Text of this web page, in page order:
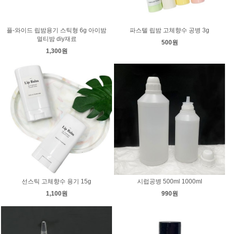
플-와이드 립밤용기 스틱형 6g 아이밤
멀티밤 diy재료
1,300원
파스텔 립밤 고체향수 공병 3g
500원
선스틱 고체향수 용기 15g
1,100원
시럽공병 500ml 1000ml
990원